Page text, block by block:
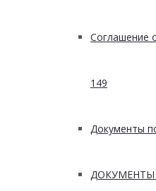
Соглашение
149
Документы
ДОКУМЕНТЫ